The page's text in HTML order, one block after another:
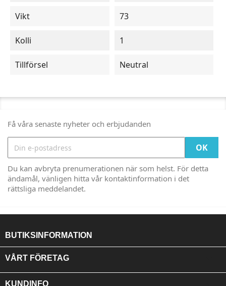
Vikt 73
Kolli 1
Tillförsel Neutral
Få våra senaste nyheter och erbjudanden
Du kan avbryta prenumerationen när som helst. För detta
ändamål, vänligen hitta vår kontaktinformation i det
rättsliga meddelandet.
BUTIKSINFORMATION
VÅRT FÖRETAG
KUNDINFO